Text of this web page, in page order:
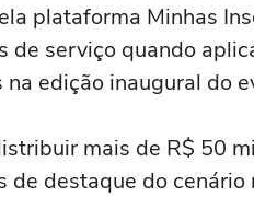
plataforma Minhas
de serviço quando
edição inaugural do
mais de R$ 50
de destaque do